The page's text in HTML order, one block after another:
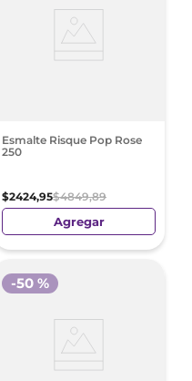
Esmalte Risque Pop Rose
250
$2424,95$4849,89
Agregar
-50 %